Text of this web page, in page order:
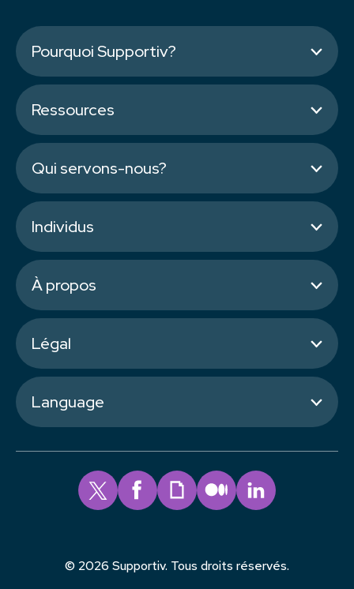
Pourquoi Supportiv?
Ressources
Qui servons-nous?
Individus
À propos
Légal
Language
© 2026 Supportiv. Tous droits réservés.